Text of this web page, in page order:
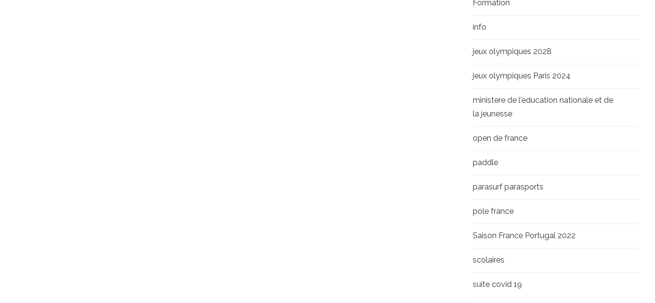
Formation
info
jeux olympiques 2028
jeux olympiques Paris 2024
ministere de l'education nationale et de
la jeunesse
open de france
paddle
parasurf parasports
pole france
Saison France Portugal 2022
scolaires
suite covid 19